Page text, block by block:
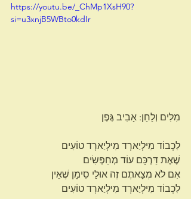
https://youtu.be/_ChMp1XsH90?
si=u3xnjB5WBto0kdIr
מִלִּים וְלַחַן: אָבִיב גֶּפֶן
לִכְבוֹד מִילְיַארְד מִילְיַארְד טוֹעִים
שֶׁאֶת דַּרְכָּם עוֹד מְחַפְּשִׂים
אִם לֹא מְצָאתֶם זֶה אוּלַי סִימָן שֶׁאֵין
לִכְבוֹד מִילְיַארְד מִילְיַארְד טוֹעִים